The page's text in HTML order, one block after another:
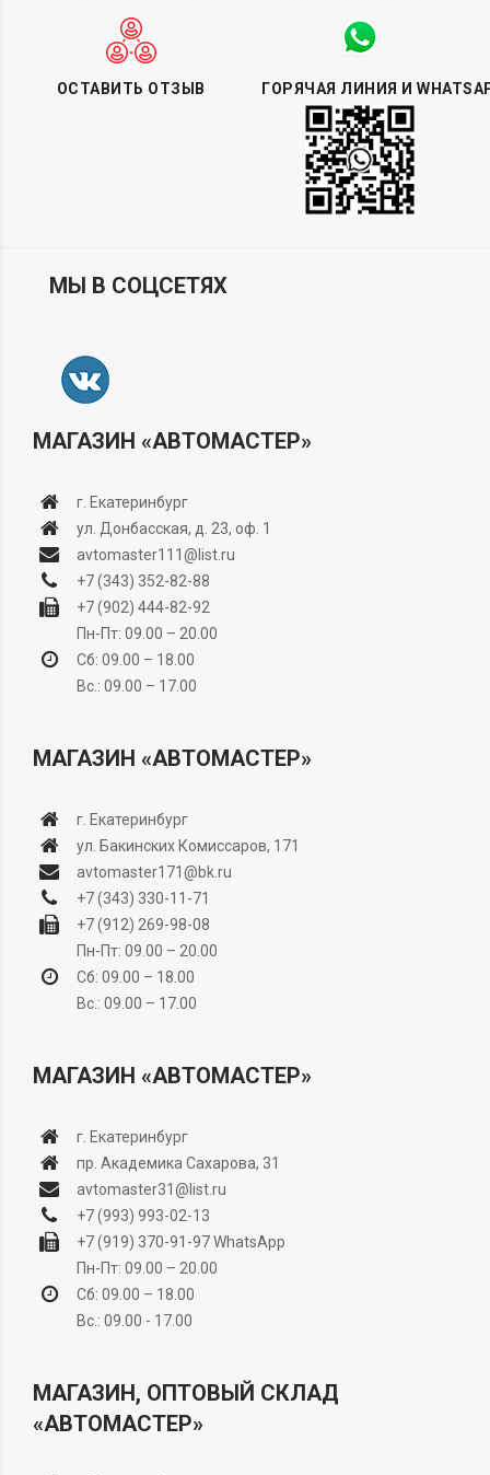
ОСТАВИТЬ ОТЗЫВ ГОРЯЧАЯ ЛИНИЯ И
МЫ В СОЦСЕТЯХ
МАГАЗИН «АВТОМАСТЕР»
г. Екатеринбург
ул. Донбасская, д. 23, оф. 1
avtomaster111@list.ru
+7 (343) 352-82-88
+7 (902) 444-82-92
Пн-Пт: 09.00 – 20.00
Сб: 09.00 – 18.00
Вс.: 09.00 – 17.00
МАГАЗИН «АВТОМАСТЕР»
г. Екатеринбург
ул. Бакинских Комиссаров, 171
avtomaster171@bk.ru
+7 (343) 330-11-71
+7 (912) 269-98-08
Пн-Пт: 09.00 – 20.00
Сб: 09.00 – 18.00
Вс.: 09.00 – 17.00
МАГАЗИН «АВТОМАСТЕР»
г. Екатеринбург
пр. Академика Сахарова, 31
avtomaster31@list.ru
+7 (993) 993-02-13
+7 (919) 370-91-97WhatsApp
Пн-Пт: 09.00 – 20.00
Сб: 09.00 – 18.00
Вс.: 09.00 - 17.00
МАГАЗИН, ОПТОВЫЙ СКЛАД
«АВТОМАСТЕР»